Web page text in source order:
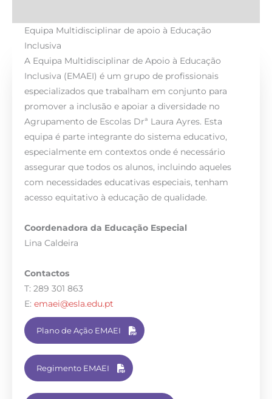
Equipa Multidisciplinar de apoio à Educação
Inclusiva
A Equipa Multidisciplinar de Apoio à Educação
Inclusiva (EMAEI) é um grupo de profissionais
especializados que trabalham em conjunto para
promover a inclusão e apoiar a diversidade no
Agrupamento de Escolas Drª Laura Ayres. Esta
equipa é parte integrante do sistema educativo,
especialmente em contextos onde é necessário
assegurar que todos os alunos, incluindo aqueles
com necessidades educativas especiais, tenham
acesso equitativo à educação de qualidade.
Coordenadora da Educação Especial
Lina Caldeira
Contactos
T: 289 301 863
E: emaei@esla.edu.pt
Plano de Ação EMAEI
Regimento EMAEI